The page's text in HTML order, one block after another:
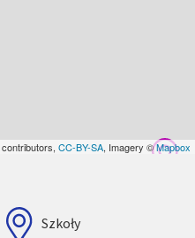
contributors, CC-BY-SA, Imagery ©Mapbox
Szkoły